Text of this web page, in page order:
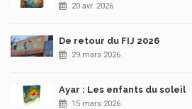
20 avr. 2026
De retour du FIJ 2026
29 mars 2026
Ayar : Les enfants du soleil
15 mars 2026